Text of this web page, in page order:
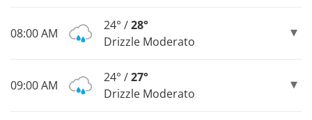
08:00 AM
24° /28°
Drizzle Moderato
09:00 AM
24° /27°
Drizzle Moderato